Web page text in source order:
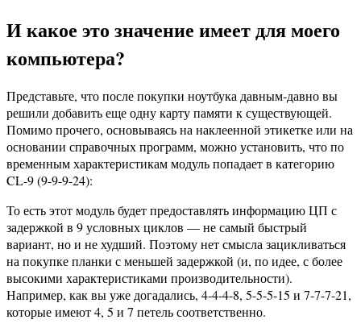
И какое это значение имеет для моего
компьютера?
Представьте, что после покупки ноутбука давным-давно вы
решили добавить еще одну карту памяти к существующей.
Помимо прочего, основываясь на наклеенной этикетке или на
основании справочных программ, можно установить, что по
временным характеристикам модуль попадает в категорию
CL-9 (9-9-9-24):
То есть этот модуль будет предоставлять информацию ЦП с
задержкой в ​​9 условных циклов — не самый быстрый
вариант, но и не худший. Поэтому нет смысла зацикливаться
на покупке планки с меньшей задержкой (и, по идее, с более
высокими характеристиками производительности).
Например, как вы уже догадались, 4-4-4-8, 5-5-5-15 и 7-7-7-21,
которые имеют 4, 5 и 7 петель соответственно.